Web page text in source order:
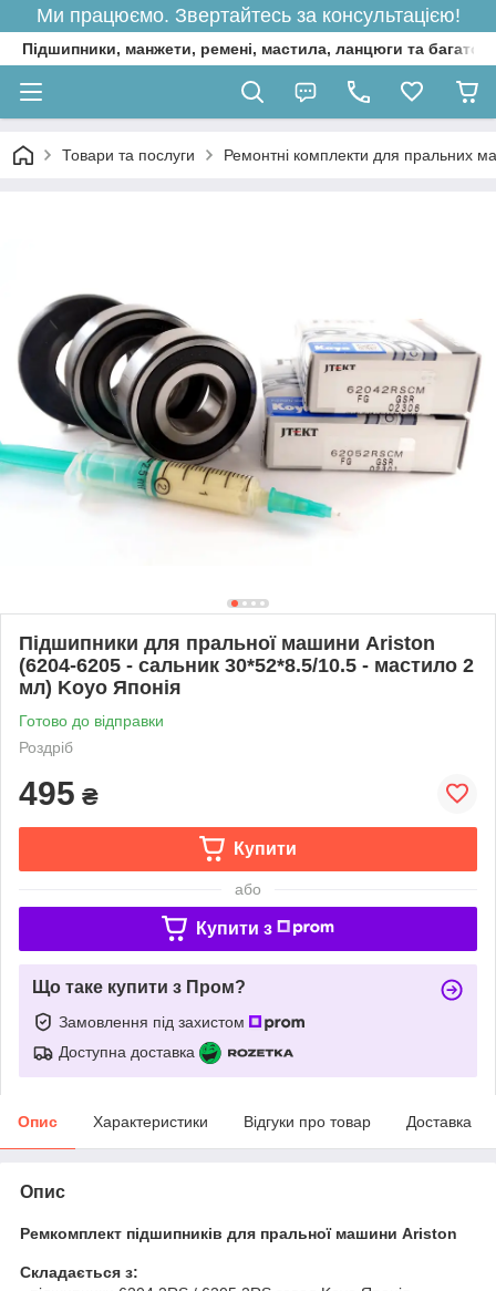
Ми працюємо. Звертайтесь за консультацією!
Підшипники, манжети, ремені, мастила, ланцюги та багато
Товари та послуги Ремонтні комплекти для пральних
Підшипники для пральної машини Ariston
(6204-6205 - сальник 30*52*8.5/10.5 - мастило 2
мл) Koyo Японія
Готово до відправки
Роздріб
495 ₴
Купити
або
Купити з
Що таке купити з Пром?
Замовлення під захистом
Доступна доставка
Опис Характеристики Відгуки про товар Доставка
Опис
Ремкомплект підшипників для пральної машини Ariston
Складається з: